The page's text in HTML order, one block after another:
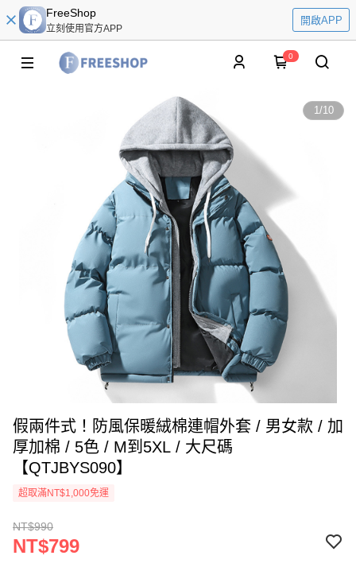
FreeShop
立刻使用官方APP
開啟APP
0
1/10
假兩件式！防風保暖絨棉連帽外套 / 男女款 / 加
厚加棉 / 5色 / M到5XL / 大尺碼
【QTJBYS090】
超取滿NT$1,000免運
NT$990
NT$799